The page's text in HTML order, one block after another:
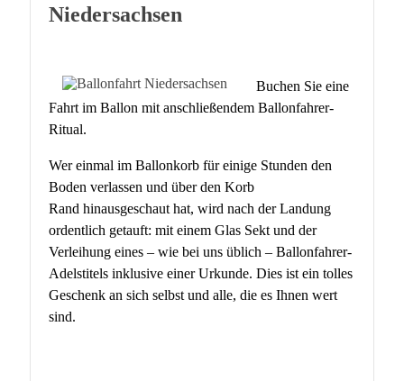
Niedersachsen
Buchen Sie eine
Fahrt im Ballon mit anschließendem Ballonfahrer-
Ritual.
Wer einmal im Ballonkorb für einige Stunden den
Boden verlassen und über den Korb
Rand hinausgeschaut hat, wird nach der Landung
ordentlich getauft: mit einem Glas Sekt und der
Verleihung eines – wie bei uns üblich – Ballonfahrer-
Adelstitels inklusive einer Urkunde. Dies ist ein tolles
Geschenk an sich selbst und alle, die es Ihnen wert
sind.